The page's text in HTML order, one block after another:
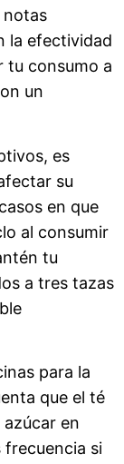
notas
la efectividad
tu consumo a
un
es
su
en que
al consumir
tu
a tres tazas
para la
que el té
en
frecuencia si